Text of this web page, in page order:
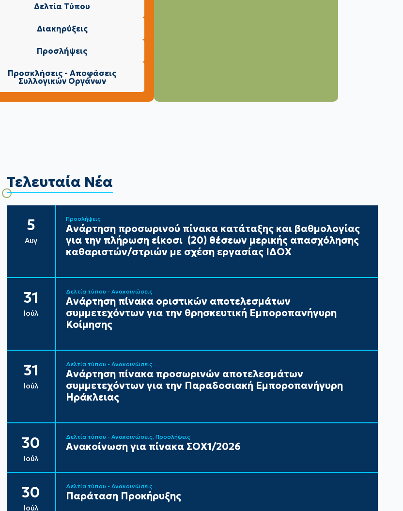
Δελτία Τύπου
Διακηρύξεις
Προσλήψεις
Προσκλήσεις - Αποφάσεις
Συλλογικών Οργάνων
Τελευταία Νέα
5
Αυγ
Προσλήψεις
Ανάρτηση προσωρινού πίνακα κατάταξης και βαθμολογίας
για την πλήρωση είκοσι (20) θέσεων μερικής απασχόλησης
καθαριστών/στριών με σχέση εργασίας ΙΔΟΧ
31
Ιούλ
Δελτία τύπου - Ανακοινώσεις
Ανάρτηση πίνακα οριστικών αποτελεσμάτων
συμμετεχόντων για την θρησκευτική Εμποροπανήγυρη
Κοίμησης
31
Ιούλ
Δελτία τύπου - Ανακοινώσεις
Ανάρτηση πίνακα προσωρινών αποτελεσμάτων
συμμετεχόντων για την Παραδοσιακή Εμποροπανήγυρη
Ηράκλειας
30
Ιούλ
Δελτία τύπου - Ανακοινώσεις Προσλήψεις
Ανακοίνωση για πίνακα ΣΟΧ1/2026
30
Ιούλ
Δελτία τύπου - Ανακοινώσεις
Παράταση Προκήρυξης